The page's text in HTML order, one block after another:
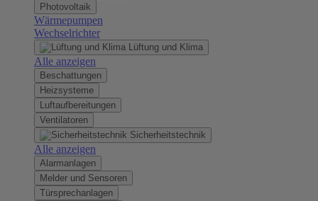
Photovoltaik
Wärmepumpen
Wechselrichter
Lüftung und Klima
Alle anzeigen
Beschattungen
Heizsysteme
Luftaufbereitungen
Ventilatoren
Sicherheitstechnik
Alle anzeigen
Alarmanlagen
Melder und Sensoren
Türsprechanlagen